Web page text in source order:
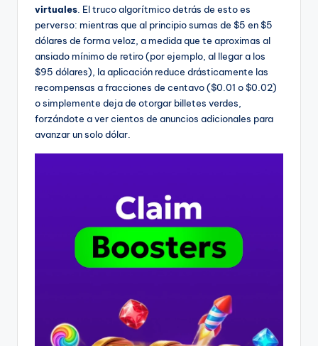
virtuales . El truco algorítmico detrás de esto es
perverso: mientras que al principio sumas de $5 en $5
dólares de forma veloz, a medida que te aproximas al
ansiado mínimo de retiro (por ejemplo, al llegar a los
$95 dólares), la aplicación reduce drásticamente las
recompensas a fracciones de centavo ($0.01 o $0.02)
o simplemente deja de otorgar billetes verdes,
forzándote a ver cientos de anuncios adicionales para
avanzar un solo dólar.